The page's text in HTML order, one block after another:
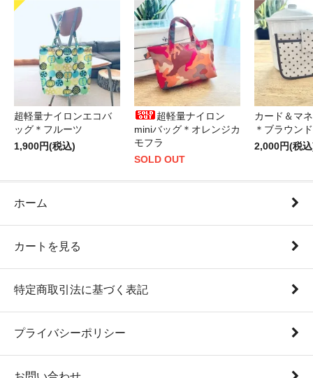
超軽量ナイロンエコバ
ッグ＊フルーツ
1,900円(税込)
超軽量ナイロン
miniバッグ＊オレンジカ
モフラ
SOLD OUT
カード＆マ
＊ブラウン
2,000円(税
ホーム
カートを見る
特定商取引法に基づく表記
プライバシーポリシー